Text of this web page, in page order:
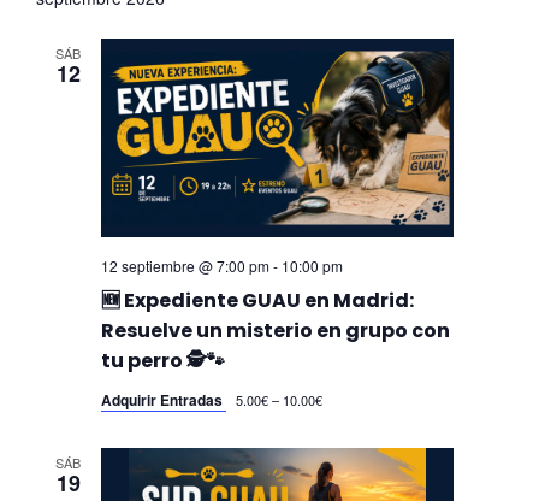
e
SÁB
12
🆕 Expediente GUAU en Madrid:
Resuelve un misterio en grupo con
tu perro 🕵️🐾
12 septiembre @ 7:00 pm- 10:00 pm
Adquirir Entradas 5.00€ – 10.00€
SÁB
19